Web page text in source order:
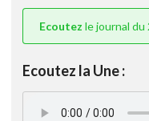
Ecoutez le journal
Ecoutez la Une :